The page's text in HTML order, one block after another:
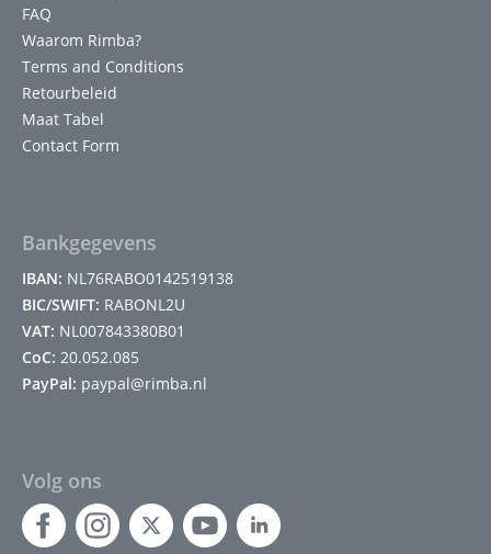
FAQ
Waarom Rimba?
Terms and Conditions
Retourbeleid
Maat Tabel
Contact Form
Bankgegevens
IBAN: NL76RABO0142519138
BIC/SWIFT: RABONL2U
VAT: NL007843380B01
CoC: 20.052.085
PayPal: paypal@rimba.nl
Volg ons